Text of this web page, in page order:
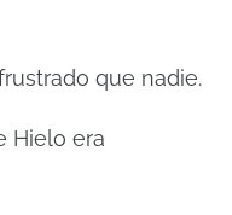
que nadie.
Hielo era